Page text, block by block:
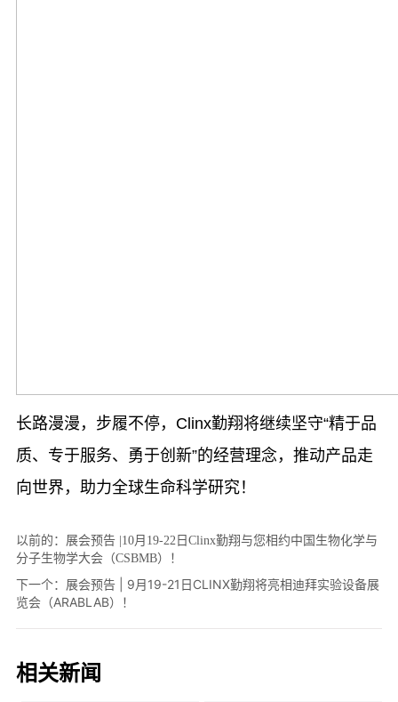
以前的： 展会预告 |10月19-22日Clinx勤翔与您相约中国生物化学与
分子生物学大会（CSBMB）！
下一个： 展会预告 | 9月19-21日CLINX勤翔将亮相迪拜实验设备展
览会（ARABLAB）！
相关新闻